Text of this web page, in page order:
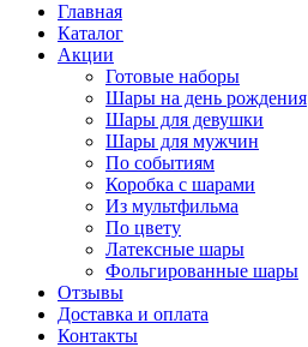
Главная
Каталог
Акции
Готовые наборы
Шары на день рождения
Шары для девушки
Шары для мужчин
По событиям
Коробка с шарами
Из мультфильма
По цвету
Латексные шары
Фольгированные шары
Отзывы
Доставка и оплата
Контакты